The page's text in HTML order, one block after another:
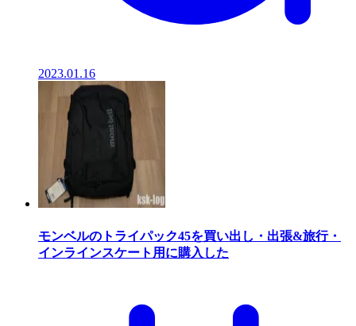
2023.01.16
モンベルのトライパック45を買い出し・出張&旅行・
インラインスケート用に購入した